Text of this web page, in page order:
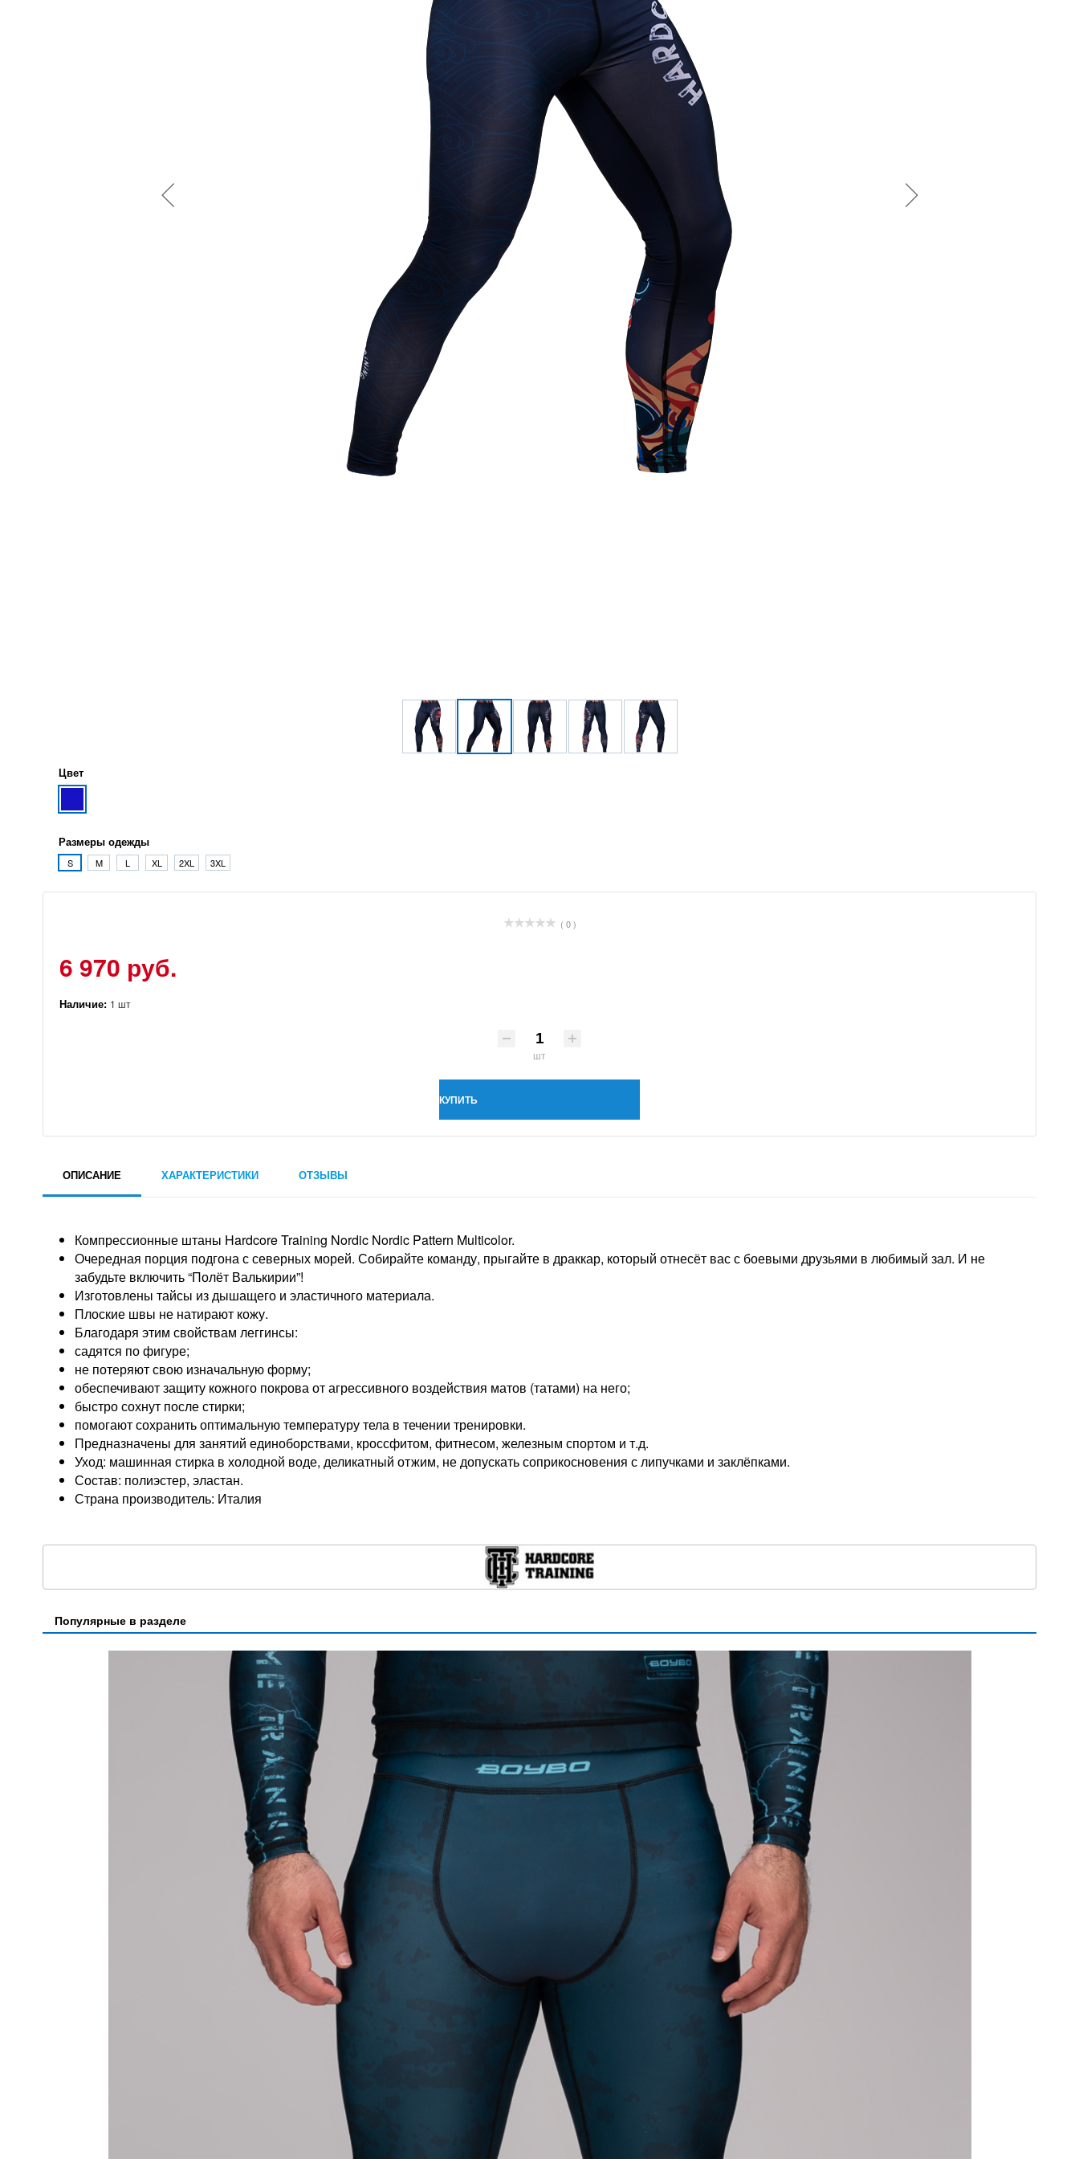
Цвет
Размеры одежды
S M L XL 2XL 3XL
( 0 )
6 970 руб.
Наличие: 1 шт
шт
КУПИТЬ
ОПИСАНИЕ ХАРАКТЕРИСТИКИ ОТЗЫВЫ
Компрессионные штаны Hardcore Training Nordic Nordic Pattern Multicolor.
Очередная порция подгона с северных морей. Собирайте команду, прыгайте в драккар, который отнесёт вас с боевыми друзьями в любимый зал. И не
забудьте включить “Полёт Валькирии”!
Изготовлены тайсы из дышащего и эластичного материала.
Плоские швы не натирают кожу.
Благодаря этим свойствам леггинсы:
садятся по фигуре;
не потеряют свою изначальную форму;
обеспечивают защиту кожного покрова от агрессивного воздействия матов (татами) на него;
быстро сохнут после стирки;
помогают сохранить оптимальную температуру тела в течении тренировки.
Предназначены для занятий единоборствами, кроссфитом, фитнесом, железным спортом и т.д.
Уход: машинная стирка в холодной воде, деликатный отжим, не допускать соприкосновения с липучками и заклёпками.
Состав: полиэстер, эластан.
Страна производитель: Италия
Популярные в разделе